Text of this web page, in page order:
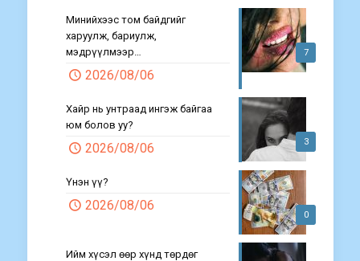
7
Минийхээс том байдгийг
харуулж, бариулж,
мэдрүүлмээр…
2026/08/06
3
Хайр нь унтраад ингэж байгаа
юм болов уу?
2026/08/06
0
Үнэн үү?
2026/08/06
Ийм хүсэл өөр хүнд төрдөг